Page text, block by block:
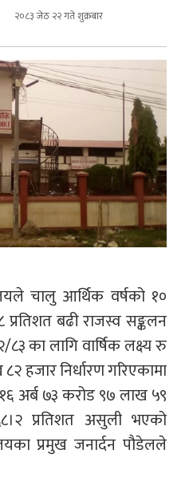
२०८३ जेठ २२ गते शुक्रबार
चालु आर्थिक वर्षको १०
प्रतिशत बढी राजस्व सङ्कलन
का लागि वार्षिक लक्ष्य रु
हजार निर्धारण गरिएकामा
अर्ब ७३ करोड ९७ लाख ५९
प्रतिशत असुली भएको
प्रमुख जनार्दन पौडेलले